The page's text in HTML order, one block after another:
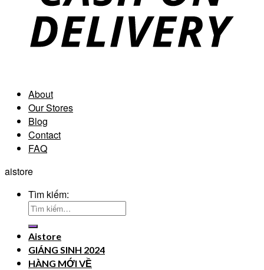
About
Our Stores
Blog
Contact
FAQ
aistore
Tìm kiếm:
Aistore
GIÁNG SINH 2024
HÀNG MỚI VỀ